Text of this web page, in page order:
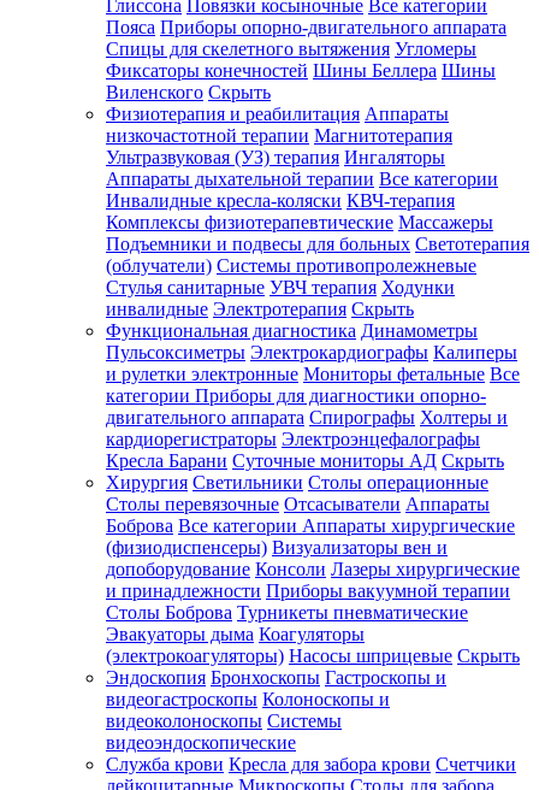
Глиссона Повязки косыночные Все категории
Пояса Приборы опорно-двигательного аппарата
Спицы для скелетного вытяжения Угломеры
Фиксаторы конечностей Шины Беллера Шины
Виленского Скрыть
Физиотерапия и реабилитация Аппараты
низкочастотной терапии Магнитотерапия
Ультразвуковая (УЗ) терапия Ингаляторы
Аппараты дыхательной терапии Все категории
Инвалидные кресла-коляски КВЧ-терапия
Комплексы физиотерапевтические Массажеры
Подъемники и подвесы для больных Светотерапия
(облучатели) Системы противопролежневые
Стулья санитарные УВЧ терапия Ходунки
инвалидные Электротерапия Скрыть
Функциональная диагностика Динамометры
Пульсоксиметры Электрокардиографы Калиперы
и рулетки электронные Мониторы фетальные Все
категории Приборы для диагностики опорно-
двигательного аппарата Спирографы Холтеры и
кардиорегистраторы Электроэнцефалографы
Кресла Барани Суточные мониторы АД Скрыть
Хирургия Светильники Столы операционные
Столы перевязочные Отсасыватели Аппараты
Боброва Все категории Аппараты хирургические
(физиодиспенсеры) Визуализаторы вен и
допоборудование Консоли Лазеры хирургические
и принадлежности Приборы вакуумной терапии
Столы Боброва Турникеты пневматические
Эвакуаторы дыма Коагуляторы
(электрокоагуляторы) Насосы шприцевые Скрыть
Эндоскопия Бронхоскопы Гастроскопы и
видеогастроскопы Колоноскопы и
видеоколоноскопы Системы
видеоэндоскопические
Служба крови Кресла для забора крови Счетчики
лейкоцитарные Микроскопы Столы для забора